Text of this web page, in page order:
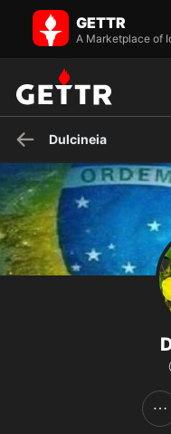
Dulcineia on GETTR - Profile
Deus Pátria Família A
livres para escolher, e
GETTR
A Marketplace of
Dulcineia